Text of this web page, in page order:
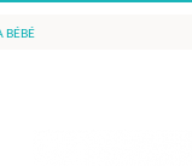
BÉBÉ